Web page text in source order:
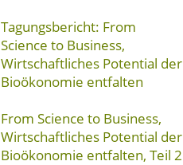
Tagungsbericht: From
Science to Business,
Wirtschaftliches Potential der
Bioökonomie entfalten
From Science to Business,
Wirtschaftliches Potential der
Bioökonomie entfalten, Teil 2